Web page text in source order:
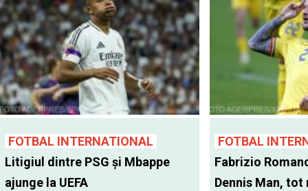
FOTBAL INTERNATIONAL
Litigiul dintre PSG şi Mbappe
ajunge la UEFA
FOTBAL
Fabrizio
Dennis Man, tot